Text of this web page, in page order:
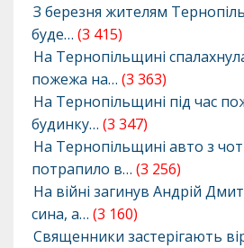
З березня жителям
буде… (3 415)
На Тернопільщині
пожежа на… (3 363)
На Тернопільщині під час
будинку… (3 347)
На Тернопільщині авто з
потрапило в… (3 256)
На війні загинув Андрій
сина, а… (3 160)
Священники застерігають